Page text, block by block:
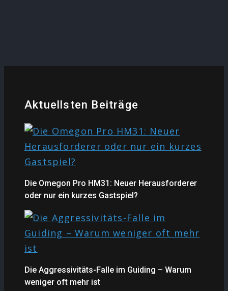
Aktuellsten Beiträge
Die Omegon Pro HM31: Neuer Herausforderer
oder nur ein kurzes Gastspiel?
Die Aggressivitäts-Falle im Guiding – Warum
weniger oft mehr ist